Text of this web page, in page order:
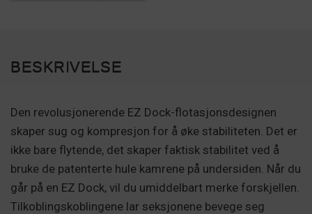
BESKRIVELSE
Den revolusjonerende EZ Dock-flotasjonsdesignen
skaper sug og kompresjon for å øke stabiliteten. Det er
ikke bare flytende, det skaper faktisk stabilitet ved å
bruke de patenterte hule kamrene på undersiden. Når du
går på en EZ Dock, vil du umiddelbart merke forskjellen.
Tilkoblingskoblingene lar seksjonene bevege seg